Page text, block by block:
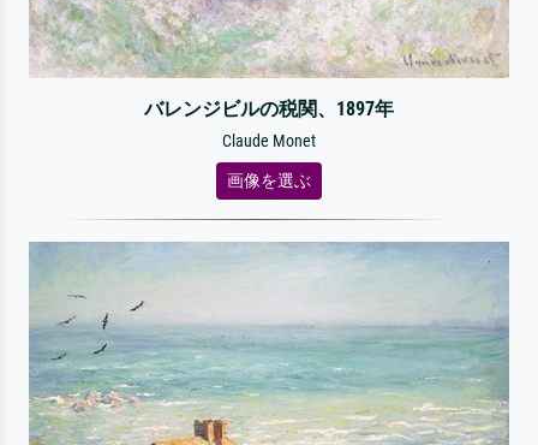
バレンジビルの税関、1897年
Claude Monet
画像を選ぶ